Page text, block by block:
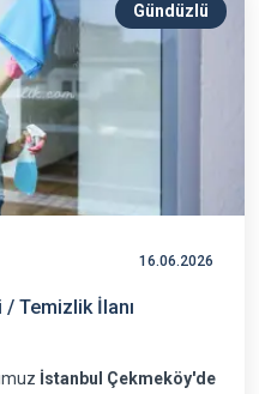
Gündüzlü
16.06.2026
Ev İşi / Temizlik İlanı
İstanbul Çekmeköy'de